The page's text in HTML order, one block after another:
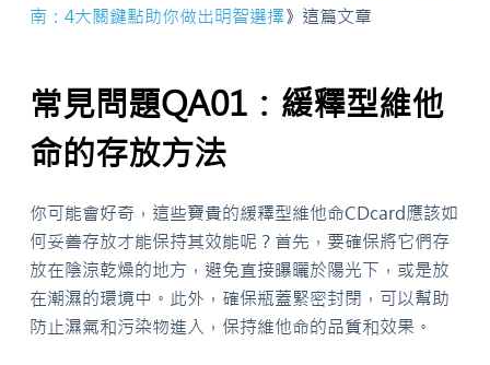
南：4大關鍵點助你做出明智選擇》這篇文章
常見問題QA01：緩釋型維他
命的存放方法
你可能會好奇，這些寶貴的緩釋型維他命CDcard應該如
何妥善存放才能保持其效能呢？首先，要確保將它們存
放在陰涼乾燥的地方，避免直接曝曬於陽光下，或是放
在潮濕的環境中。此外，確保瓶蓋緊密封閉，可以幫助
防止濕氣和污染物進入，保持維他命的品質和效果。